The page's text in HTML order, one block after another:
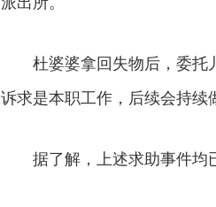
杜婆婆拿回失物后，委托
诉求是本职工作，后续会持续
据了解，上述求助事件均